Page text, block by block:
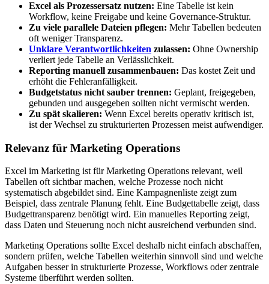
Excel als Prozessersatz nutzen: Eine Tabelle ist kein
Workflow, keine Freigabe und keine Governance-Struktur.
Zu viele parallele Dateien pflegen: Mehr Tabellen bedeuten
oft weniger Transparenz.
Unklare Verantwortlichkeiten zulassen: Ohne Ownership
verliert jede Tabelle an Verlässlichkeit.
Reporting manuell zusammenbauen: Das kostet Zeit und
erhöht die Fehleranfälligkeit.
Budgetstatus nicht sauber trennen: Geplant, freigegeben,
gebunden und ausgegeben sollten nicht vermischt werden.
Zu spät skalieren: Wenn Excel bereits operativ kritisch ist,
ist der Wechsel zu strukturierten Prozessen meist aufwendiger.
Relevanz für Marketing Operations
Excel im Marketing ist für Marketing Operations relevant, weil
Tabellen oft sichtbar machen, welche Prozesse noch nicht
systematisch abgebildet sind. Eine Kampagnenliste zeigt zum
Beispiel, dass zentrale Planung fehlt. Eine Budgettabelle zeigt, dass
Budgettransparenz benötigt wird. Ein manuelles Reporting zeigt,
dass Daten und Steuerung noch nicht ausreichend verbunden sind.
Marketing Operations sollte Excel deshalb nicht einfach abschaffen,
sondern prüfen, welche Tabellen weiterhin sinnvoll sind und welche
Aufgaben besser in strukturierte Prozesse, Workflows oder zentrale
Systeme überführt werden sollten.